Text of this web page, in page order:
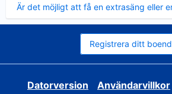
Är det möjligt att få en extrasäng eller
mindre
Registrera ditt
Datorversion Användarvillkor